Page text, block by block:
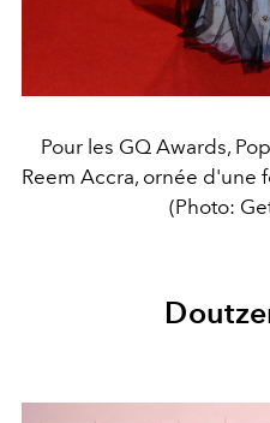
Pour les GQ Awards,
Reem Accra, ornée d'une
(Photo: